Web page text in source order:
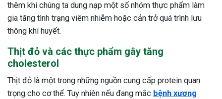
thêm khi chúng ta dung nạp một số nhóm thực phẩm làm
gia tăng tình trạng viêm nhiễm hoặc cản trở quá trình lưu
thông khí huyết.
Thịt đỏ và các thực phẩm gây tăng
cholesterol
Thịt đỏ là một trong những nguồn cung cấp protein quan
trọng cho cơ thể. Tuy nhiên nếu đang mắc bệnh xương